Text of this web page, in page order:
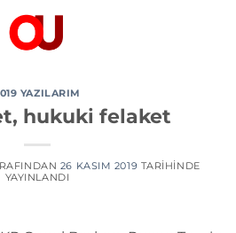
YAZILARIM
hukuki felaket
26 KASIM 2019 TARIHINDE
YAYINLANDI